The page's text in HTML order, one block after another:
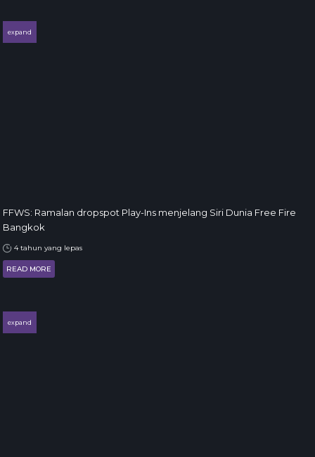
expand
FFWS: Ramalan dropspot Play-Ins menjelang Siri Dunia Free Fire
Bangkok
4 tahun yang lepas
READ MORE
expand